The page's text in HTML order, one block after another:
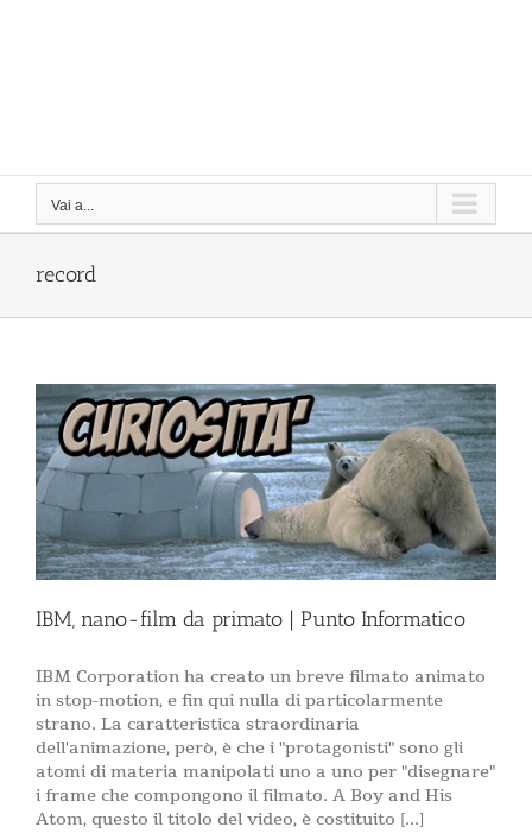
Vai a...
record
IBM, nano-film da primato | Punto Informatico
IBM Corporation ha creato un breve filmato animato
in stop-motion, e fin qui nulla di particolarmente
strano. La caratteristica straordinaria
dell'animazione, però, è che i "protagonisti" sono gli
atomi di materia manipolati uno a uno per "disegnare"
i frame che compongono il filmato. A Boy and His
Atom, questo il titolo del video, è costituito [...]